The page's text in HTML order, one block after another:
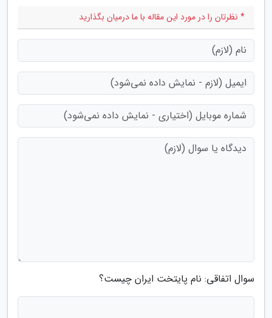
* نظرتان را در مورد این مقاله با ما درمیان بگذارید
سوال اتفاقی: نام پایتخت ایران چیست؟